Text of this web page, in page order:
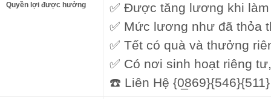
Quyền lợi được hưởng
✅ Được tăng lương khi
✅ Mức lương như đã thỏa
✅ Tết có quà và thưởng
✅ Có nơi sinh hoạt riêng
☎️ Liên Hệ